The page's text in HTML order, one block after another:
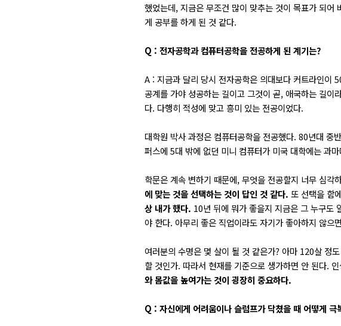
했었는데, 지금은 무조건 많이 맞추는 것이 목표가 되
게 공부를 하게 된 것 같다.
Q : 전자공학과 컴퓨터공학을 전공하게 된 계기는?
A : 지금과 달리 당시 전자공학은 의대보다 커트라인이
공계를 가야 성공하는 길이고 그것이 곧, 애국하는 길
다. 다행히 적성에 맞고 흥미 있는 전공이었다.
대학원 박사 과정은 컴퓨터공학을 전공했다. 80년대 중
퍼스에 5대 밖에 없던 미니 컴퓨터가 미국 대학에는 과
학문은 계속 변하기 때문에, 무엇을 전공할지 너무 심
에 맞는 것을 선택하는 것이 답인 것 같다. 또 선택을 함
상 내가 했다. 10년 뒤에 뭐가 좋을지 지금은 그 누구도
야 한다. 아무리 좋은 직업이라도 자기가 좋아하지 않
여러분의 수명은 몇 살이 될 것 같은가? 아마 120살 정
할 것인가. 따라서 현재를 기준으로 생가하면 안 된다.
와 몸값을 높여가는 것이 굉장히 중요하다.
Q : 자신에게 어려움이나 슬럼프가 닥쳤을 때 어떻게 극